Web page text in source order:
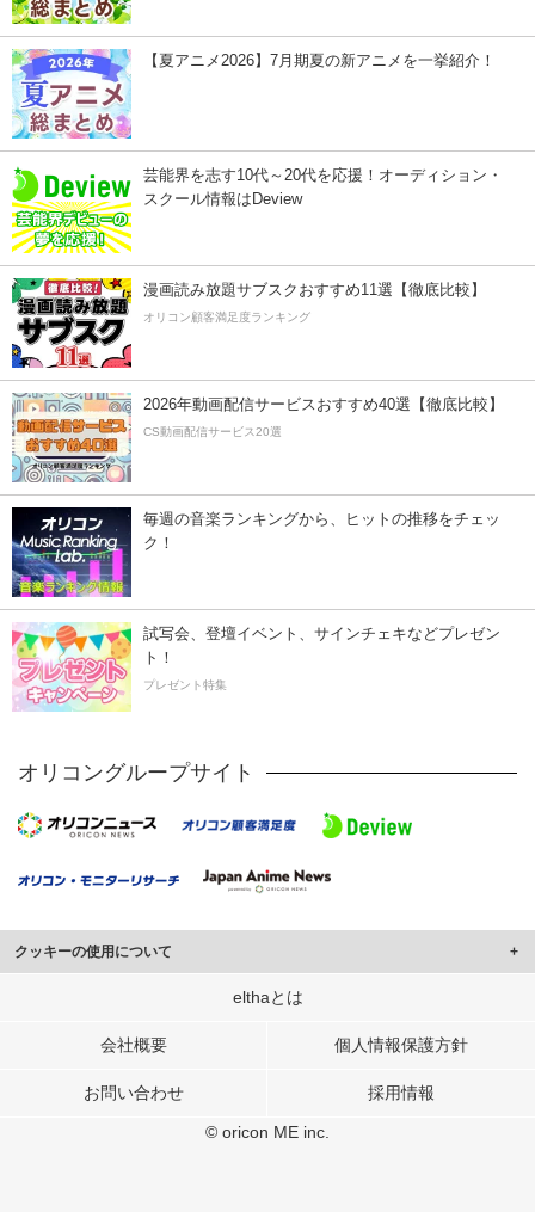
【夏アニメ2026】7月期夏の新アニメを一挙紹介！
芸能界を志す10代～20代を応援！オーディション・
スクール情報はDeview
漫画読み放題サブスクおすすめ11選【徹底比較】
オリコン顧客満足度ランキング
2026年動画配信サービスおすすめ40選【徹底比較】
CS動画配信サービス20選
毎週の音楽ランキングから、ヒットの推移をチェッ
ク！
試写会、登壇イベント、サインチェキなどプレゼン
ト！
プレゼント特集
オリコングループサイト
クッキーの使用について
このサイトでは Cookie を使用して、ユーザーに合わせたコンテンツや広告の
行っています。
メディアや広告配信、データ解析の各パートナーに提供しています。
elthaとは
会社概要 個人情報保護方針
お問い合わせ 採用情報
© oricon ME inc.